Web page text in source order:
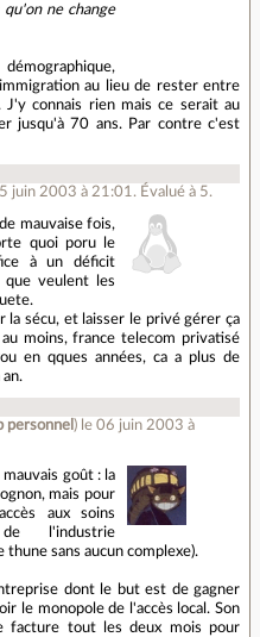
ne change
au lieu de rester entre
J'y connais rien mais ce serait au
jusqu'à 70 ans. Par contre c'est
juin 2003 à 21:01 . Évalué à 5.
mauvaise fois,
quoi poru le
à un déficit
que veulent les
sécu, et laisser le privé gérer ça
moins, france telecom privatisé
en qques années, ca a plus de
personnel ) le 06 juin 2003 à
goût : la
mais pour
aux soins
l'industrie
sans aucun complexe).
dont le but est de gagner
le monopole de l'accès local. Son
facture tout les deux mois pour